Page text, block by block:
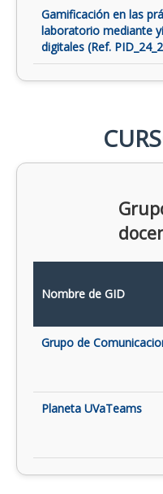
Gamificación en las
laboratorio mediante
digitales (Ref.
Nombre de GID
Grupo de
Planeta UVaTeams